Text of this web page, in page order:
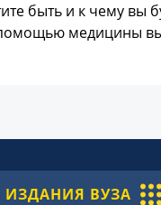
быть и к чему вы
помощью медицины
ИЗДАНИЯ ВУЗА